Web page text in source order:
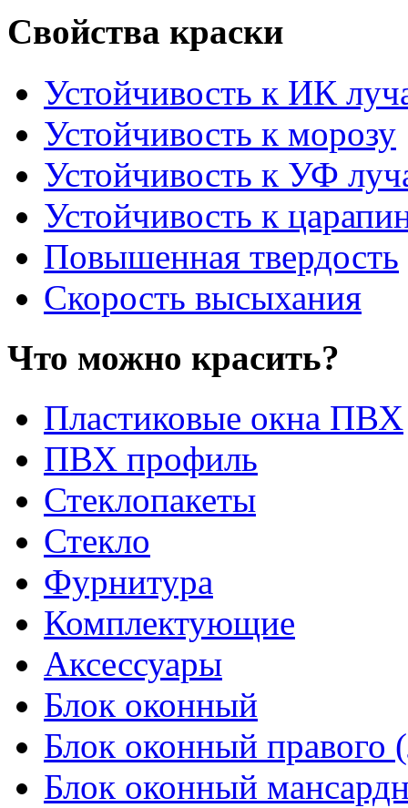
Свойства краски
Устойчивость к ИК
Устойчивость к морозу
Устойчивость к УФ
Устойчивость к
Повышенная твердость
Скорость высыхания
Что можно красить?
Пластиковые окна ПВХ
ПВХ профиль
Стеклопакеты
Стекло
Фурнитура
Комплектующие
Аксессуары
Блок оконный
Блок оконный правого
Блок оконный